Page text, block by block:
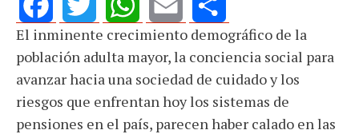
FacebookTwitter WhatsApp
Email Share
El inminente crecimiento demográfico de la
población adulta mayor, la conciencia social para
avanzar hacia una sociedad de cuidado y los
riesgos que enfrentan hoy los sistemas de
pensiones en el país, parecen haber calado en las